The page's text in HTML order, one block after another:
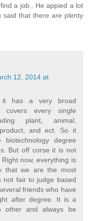
a job.. He appied a lot
said that there are plenty
12, 2014 at
it has a very broad
covers every single
plant, animal,
and ect. So it
degree
But off corse it is not
now, everything is
that we are the most
not fair to judge based
friends who have
after degree. It is a
other and always be